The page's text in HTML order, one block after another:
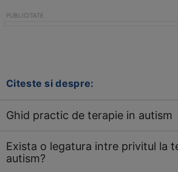
Citeste si despre:
Ghid practic de terapie in autism
Exista o legatura intre privitul la
autism?